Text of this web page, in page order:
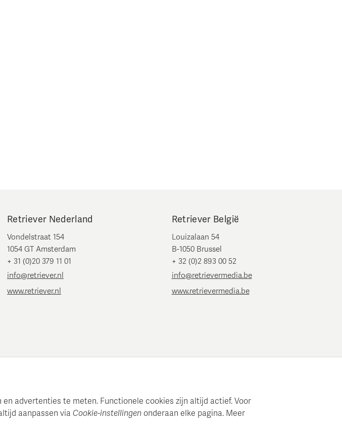
Retriever Nederland
Vondelstraat 154
1054 GT Amsterdam
+ 31 (0)20 379 11 01
info@retriever.nl
www.retriever.nl
Retriever België
Louizalaan 54
B-1050 Brussel
+ 32 (0)2 893 00 52
info@retrievermedia.be
www.retrievermedia.be
advertenties te meten. Functionele cookies zijn altijd actief. Voor
aanpassen via Cookie-instellingen onderaan elke pagina. Meer